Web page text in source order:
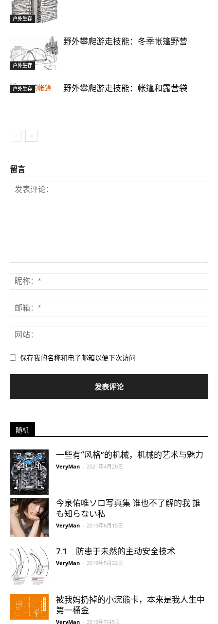
户外生存
户外生存
野外攀爬游走技能：冬季帐篷野营
户外生存 野外攀爬游走技能：帐篷和露营袋
留言
保存我的名称和电子邮箱以便下次访问
随机
一些有“风格”的机械，机械的艺术与魅力
VeryMan - 2021年4月20日
今泉佑唯ソロ写真集 谁也不了解的我 誰
も知らない私
VeryMan - 2019年6月15日
7.1 防患于未然的主动安全技术
VeryMan - 2019年5月22日
被我妈扔掉的小浣熊卡，本来是我人生中
第一桶金
VeryMan - 2019年7月5日